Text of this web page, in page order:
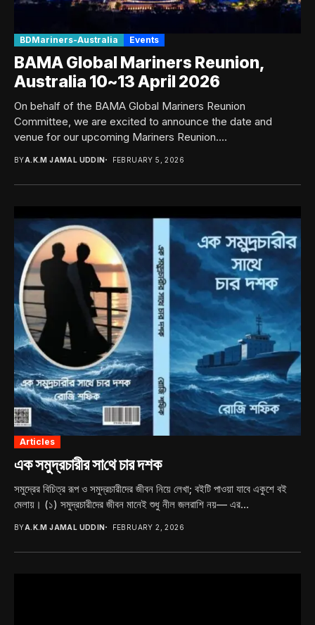
BDMariners-Australia Events
BAMA Global Mariners Reunion,
Australia 10~13 April 2026
On behalf of the BAMA Global Mariners Reunion
Committee, we are excited to announce the date and
venue for our upcoming Mariners Reunion....
BYA.K.M JAMAL UDDIN FEBRUARY 5, 2026
Articles
এক সমুদ্রচারীর সা‌থে চার দশক
সমুদ্রের বিচিত্র রূপ ও সমুদ্রচারীদের জীবন নিয়ে লেখা; বইটি পাওয়া যাবে একুশে বই
মেলায়। (১) সমুদ্রচারীদের জীবন মানেই শুধু নীল জলরাশি নয়— এর...
BYA.K.M JAMAL UDDIN FEBRUARY 2, 2026